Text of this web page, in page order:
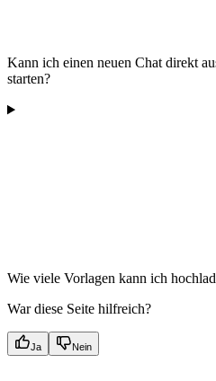
Kann ich einen neuen Chat direkt
starten?
Wie viele Vorlagen kann ich
War diese Seite hilfreich?
Ja Nein